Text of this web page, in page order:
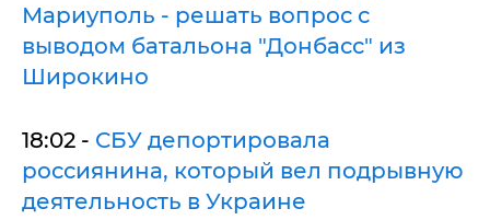
Мариуполь - решать вопрос с
выводом батальона "Донбасс" из
Широкино
18:02 - СБУ депортировала
россиянина, который вел подрывную
деятельность в Украине